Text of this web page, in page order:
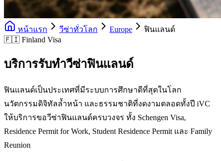
หน้าแรก วีซ่าทั่วโลก Europe
ฟินแลนด์
🇫🇮 Finland Visa
บริการรับทำวีซ่าฟินแลนด์
ฟินแลนด์เป็นประเทศที่มีระบบการศึกษาดีที่สุดในโลก
นวัตกรรมดิจิทัลล้ำหน้า และธรรมชาติที่งดงามตลอดทั้งปี iVC
ให้บริการขอวีซ่าฟินแลนด์ครบวงจร ทั้ง Schengen Visa,
Residence Permit for Work, Student Residence Permit และ Family
Reunion